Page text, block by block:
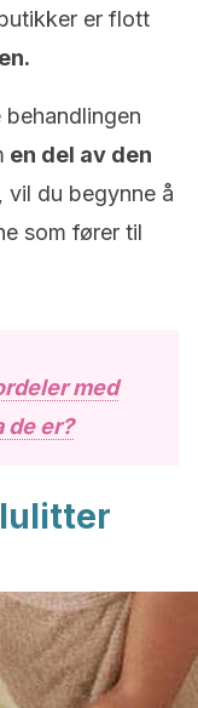
er flott
en del av den
vil du begynne å
som fører til
med
de er?